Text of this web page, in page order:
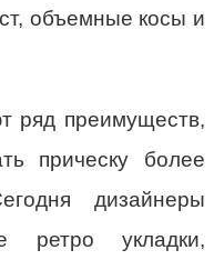
объемные косы и
ряд преимуществ,
прическу более
дизайнеры
ретро укладки,